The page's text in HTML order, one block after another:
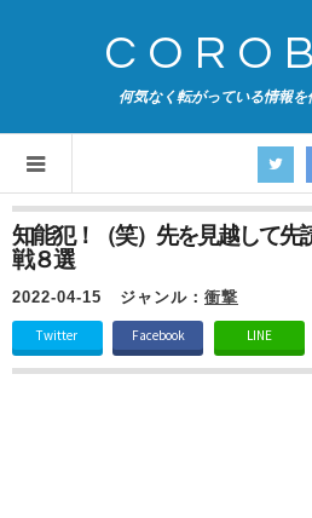
何気なく転がっている情報を
知能犯！（笑）先を見越して先
戦８選
2022-04-15 ジャンル： 衝撃
Twitter Facebook LINE